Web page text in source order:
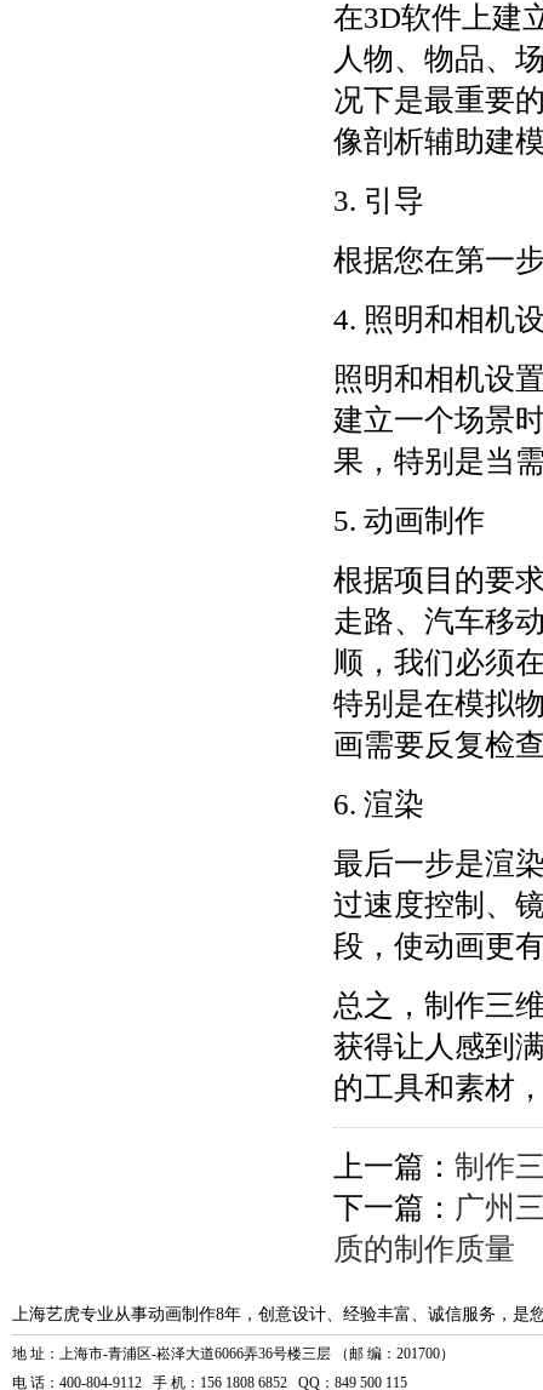
在3D软件上建
人物、物品、
况下是最重要
像剖析辅助建
3. 引导
根据您在第一
4. 照明和相机
照明和相机设
建立一个场景
果，特别是当
5. 动画制作
根据项目的要
走路、汽车移
顺，我们必须
特别是在模拟
画需要反复检
6. 渲染
最后一步是渲
过速度控制、
段，使动画更
总之，制作三
获得让人感到
的工具和素材
上一篇： 制作
下一篇： 广州
质的制作质量
上海艺虎专业从事动画制作8年，创意设计、经验丰富、诚信服务，是
地 址：上海市-青浦区-崧泽大道6066弄36号楼三层 （邮 编：201700）
电 话：400-804-9112 手 机：156 1808 6852 QQ：849 500 115